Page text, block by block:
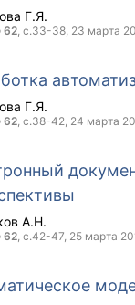
Г.Я.
62, с.33-38, 23 марта
Г.Я.
62, с.38-42, 24 марта
А.Н.
62, с.42-47, 25 марта